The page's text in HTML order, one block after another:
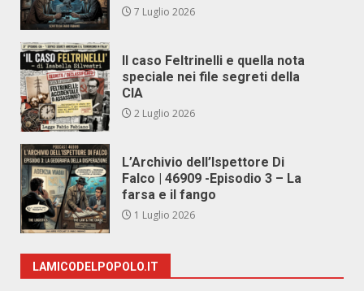
7 Luglio 2026
Il caso Feltrinelli e quella nota
speciale nei file segreti della
CIA
2 Luglio 2026
L’Archivio dell’Ispettore Di
Falco | 46909 -Episodio 3 – La
farsa e il fango
1 Luglio 2026
LAMICODELPOPOLO.IT